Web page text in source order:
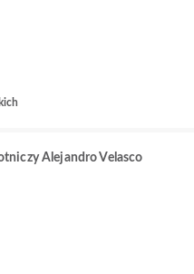
Alejandro Velasco